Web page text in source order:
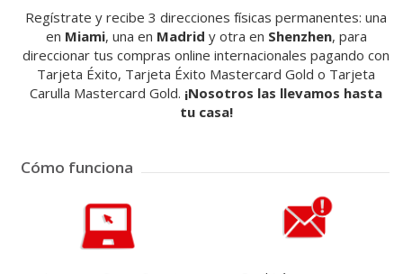
Regístrate y recibe 3 direcciones físicas permanentes: una
en Miami, una en Madrid y otra en Shenzhen, para
direccionar tus compras online internacionales pagando con
Tarjeta Éxito, Tarjeta Éxito Mastercard Gold o Tarjeta
Carulla Mastercard Gold. ¡Nosotros las llevamos hasta
tu casa!
Cómo funciona